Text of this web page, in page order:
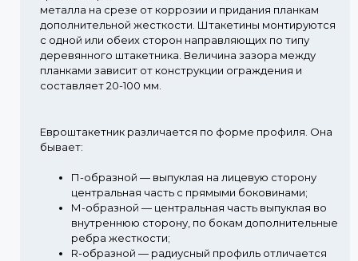
металла на срезе от коррозии и придания планкам
дополнительной жесткости. Штакетины монтируются
с одной или обеих сторон направляющих по типу
деревянного штакетника. Величина зазора между
планками зависит от конструкции ограждения и
составляет 20-100 мм.
Евроштакетник различается по форме профиля. Она
бывает:
П-образной — выпуклая на лицевую сторону
центральная часть с прямыми боковинами;
М-образной — центральная часть выпуклая во
внутреннюю сторону, по бокам дополнительные
ребра жесткости;
R-образной — радиусный профиль отличается